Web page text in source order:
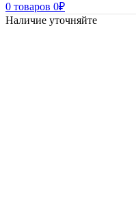
0 товаров 0₽
Наличие уточняйте